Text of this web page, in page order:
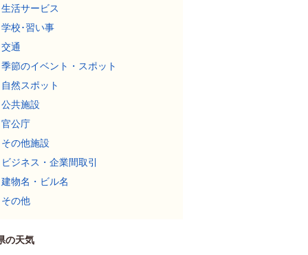
生活サービス
学校･習い事
交通
季節のイベント・スポット
自然スポット
公共施設
官公庁
その他施設
ビジネス・企業間取引
建物名・ビル名
その他
の天気